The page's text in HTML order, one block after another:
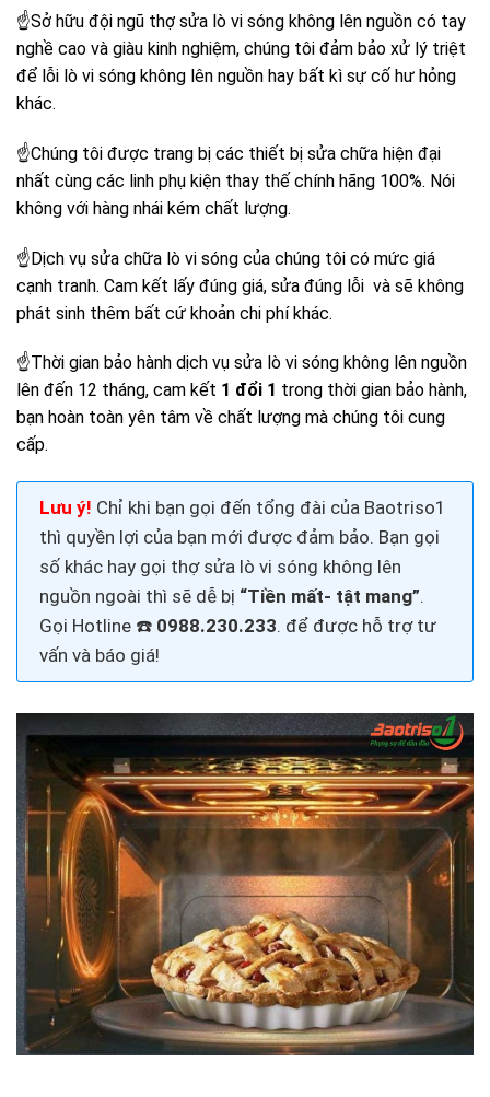
☝Sở hữu đội ngũ thợ sửa lò vi sóng không lên nguồn có tay
nghề cao và giàu kinh nghiệm, chúng tôi đảm bảo xử lý triệt
để lỗi lò vi sóng không lên nguồn hay bất kì sự cố hư hỏng
khác.
☝Chúng tôi được trang bị các thiết bị sửa chữa hiện đại
nhất cùng các linh phụ kiện thay thế chính hãng 100%. Nói
không với hàng nhái kém chất lượng.
☝Dịch vụ sửa chữa lò vi sóng của chúng tôi có mức giá
cạnh tranh. Cam kết lấy đúng giá, sửa đúng lỗi và sẽ không
phát sinh thêm bất cứ khoản chi phí khác.
☝Thời gian bảo hành dịch vụ sửa lò vi sóng không lên nguồn
lên đến 12 tháng, cam kết 1 đổi 1 trong thời gian bảo hành,
bạn hoàn toàn yên tâm về chất lượng mà chúng tôi cung
cấp.
Lưu ý! Chỉ khi bạn gọi đến tổng đài của Baotriso1
thì quyền lợi của bạn mới được đảm bảo. Bạn gọi
số khác hay gọi thợ sửa lò vi sóng không lên
nguồn ngoài thì sẽ dễ bị “Tiền mất- tật mang”.
Gọi Hotline ☎️ 0988.230.233. để được hỗ trợ tư
vấn và báo giá!